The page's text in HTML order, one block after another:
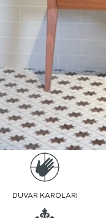
DUVAR KAROLARI